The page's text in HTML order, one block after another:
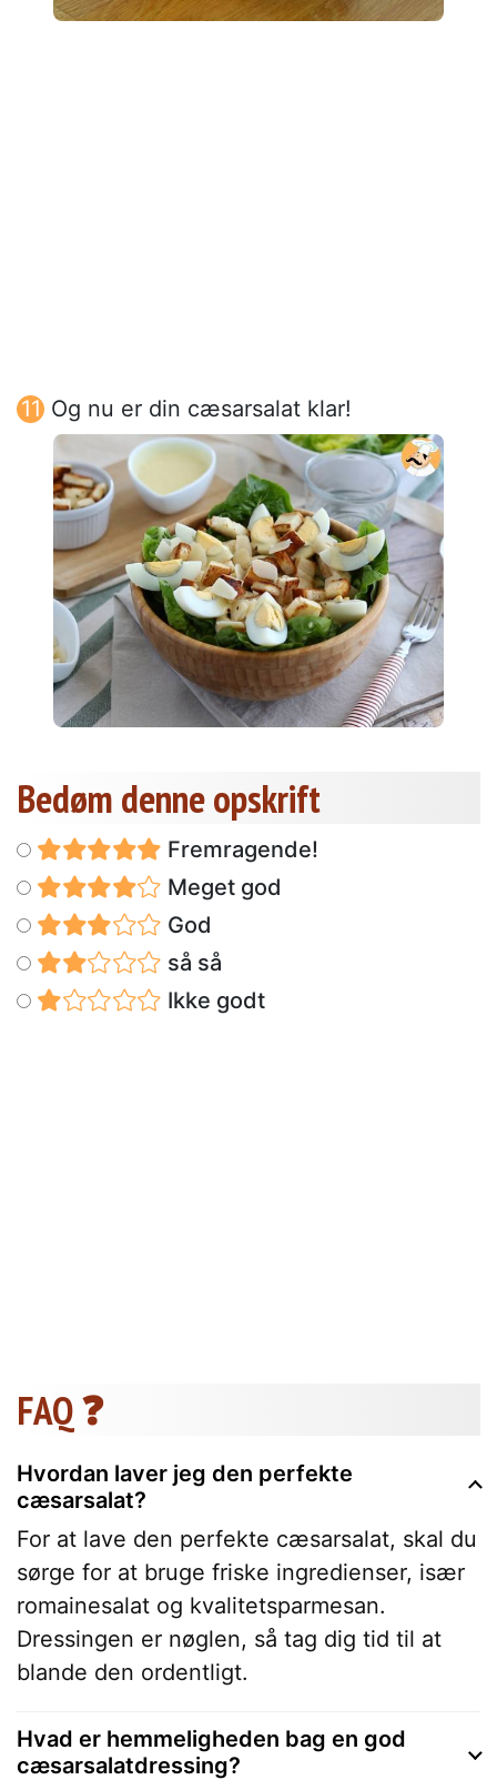
Og nu er din cæsarsalat klar!
Bedøm denne opskrift
Fremragende!
Meget god
God
så så
Ikke godt
FAQ ❓
Hvordan laver jeg den perfekte
cæsarsalat?
For at lave den perfekte cæsarsalat, skal du
sørge for at bruge friske ingredienser, især
romainesalat og kvalitetsparmesan.
Dressingen er nøglen, så tag dig tid til at
blande den ordentligt.
Hvad er hemmeligheden bag en god
cæsarsalatdressing?